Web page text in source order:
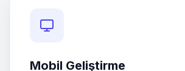
Mobil Geliştirme